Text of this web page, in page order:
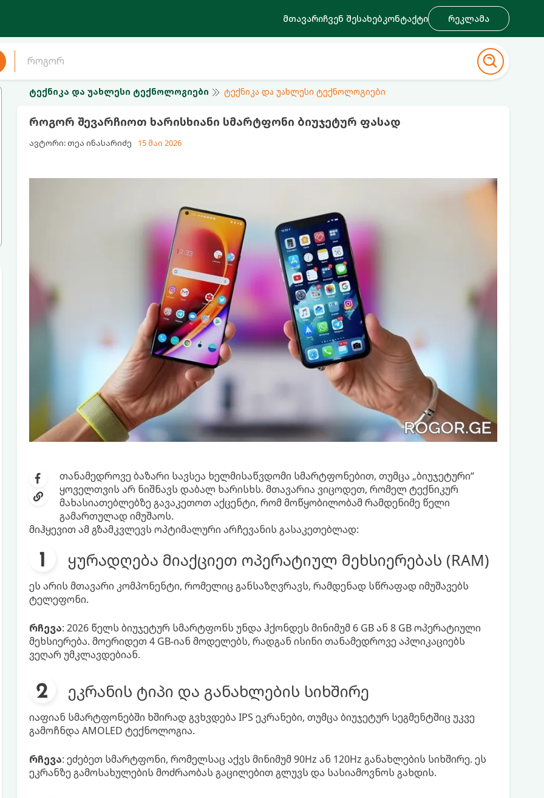
მთავარიჩვენ შესახებკონტაქტი რეკლამა
ტექნიკა და უახლესი ტექნოლოგიები ტექნიკა და უახლესი ტექნოლოგიები
როგორ შევარჩიოთ ხარისხიანი სმარტფონი ბიუჯეტურ ფასად
ავტორი: თეა ინასარიძე 15 მაი 2026
თანამედროვე ბაზარი სავსეა ხელმისაწვდომი სმარტფონებით, თუმცა „ბიუჯეტური“
ყოველთვის არ ნიშნავს დაბალ ხარისხს. მთავარია ვიცოდეთ, რომელ ტექნიკურ
მახასიათებლებზე გავაკეთოთ აქცენტი, რომ მოწყობილობამ რამდენიმე წელი
გამართულად იმუშაოს.
მიჰყევით ამ გზამკვლევს ოპტიმალური არჩევანის გასაკეთებლად:
ყურადღება მიაქციეთ ოპერატიულ მეხსიერებას (RAM)
ეს არის მთავარი კომპონენტი, რომელიც განსაზღვრავს, რამდენად სწრაფად იმუშავებს
ტელეფონი.
რჩევა: 2026 წელს ბიუჯეტურ სმარტფონს უნდა ჰქონდეს მინიმუმ 6 GB ან 8 GB ოპერატიული
მეხსიერება. მოერიდეთ 4 GB-იან მოდელებს, რადგან ისინი თანამედროვე აპლიკაციებს
ვეღარ უმკლავდებიან.
ეკრანის ტიპი და განახლების სიხშირე
იაფიან სმარტფონებში ხშირად გვხვდება IPS ეკრანები, თუმცა ბიუჯეტურ სეგმენტშიც უკვე
გამოჩნდა AMOLED ტექნოლოგია.
რჩევა: ეძებეთ სმარტფონი, რომელსაც აქვს მინიმუმ 90Hz ან 120Hz განახლების სიხშირე. ეს
ეკრანზე გამოსახულების მოძრაობას გაცილებით გლუვს და სასიამოვნოს გახდის.